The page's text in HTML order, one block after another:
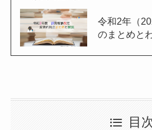
令和2年（
のまとめと
目